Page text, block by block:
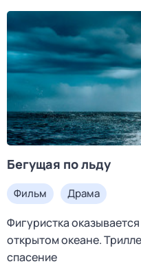
Бегущая по льду
Фильм Драма
Фигуристка
открытом океане.
спасение